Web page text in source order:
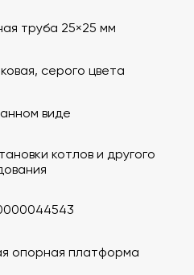
труба 25×25 мм
серого цвета
виде
котлов и другого
опорная платформа